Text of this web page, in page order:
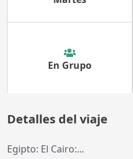
En Grupo
Detalles del viaje
Egipto: El Cairo:...